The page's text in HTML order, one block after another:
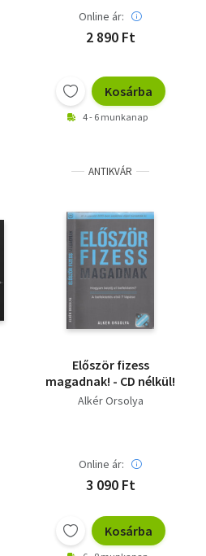
Online ár:
2 890 Ft
Kosárba
4 - 6 munkanap
ANTIKVÁR
Először fizess
magadnak! - CD nélkül!
Alkér Orsolya
Online ár:
3 090 Ft
Kosárba